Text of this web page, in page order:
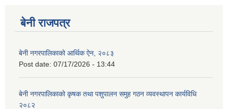
बेनी राजपत्र
बेनी नगरपालिकाको आर्थिक ऐन, २०८३
Post date: 07/17/2026 - 13:44
बेनी नगरपालिकाको कृषक तथा पशुपालन समुह गठन व्यवस्थापन कार्यविधि
२०८२